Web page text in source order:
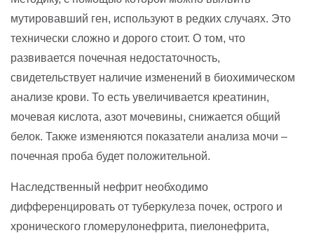
мутировавший ген, используют в редких случаях. Это
технически сложно и дорого стоит. О том, что
развивается почечная недостаточность,
свидетельствует наличие изменений в биохимическом
анализе крови. То есть увеличивается креатинин,
мочевая кислота, азот мочевины, снижается общий
белок. Также изменяются показатели анализа мочи –
почечная проба будет положительной.
Наследственный нефрит необходимо
дифференцировать от туберкулеза почек, острого и
хронического гломерулонефрита, пиелонефрита,